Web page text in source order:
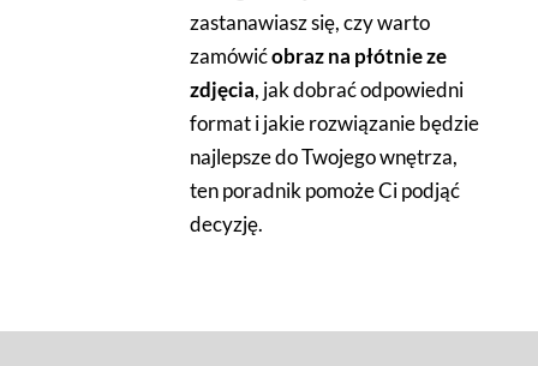
zastanawiasz się, czy warto
zamówićobraz na płótnie ze
zdjęcia, jak dobrać odpowiedni
format i jakie rozwiązanie będzie
najlepsze do Twojego wnętrza,
ten poradnik pomoże Ci podjąć
decyzję.